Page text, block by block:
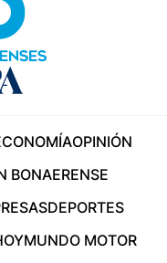
OPINIÓN
BONAERENSE
DEPORTES
MUNDO MOTOR